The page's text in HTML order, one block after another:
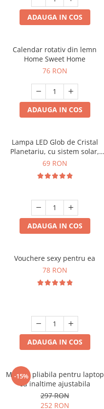
ADAUGA IN COS
Calendar rotativ din lemn
Home Sweet Home
76 RON
ADAUGA IN COS
Lampa LED Glob de Cristal
Planetariu, cu sistem solar,
cadou captivant
69 RON
ADAUGA IN COS
Vouchere sexy pentru ea
78 RON
ADAUGA IN COS
-15%
Masuta pliabila pentru laptop
cu inaltime ajustabila
297 RON
252 RON